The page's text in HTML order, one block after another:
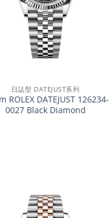
日誌型 DATEJUST系列
ROLEX DATEJUST 126234-
0027 Black Diamond